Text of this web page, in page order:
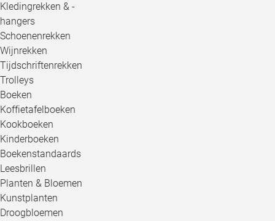
Kledingrekken & -
hangers
Schoenenrekken
Wijnrekken
Tijdschriftenrekken
Trolleys
Boeken
Koffietafelboeken
Kookboeken
Kinderboeken
Boekenstandaards
Leesbrillen
Planten & Bloemen
Kunstplanten
Droogbloemen